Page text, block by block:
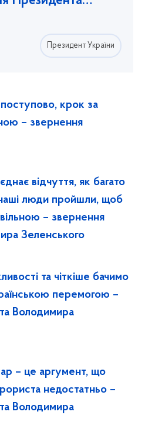
Президент України
крок за
– звернення
відчуття, як багато
наші люди пройшли, щоб
– звернення
Зеленського
та чіткіше бачимо
перемогою –
Володимира
– це аргумент, що
недостатньо –
Володимира